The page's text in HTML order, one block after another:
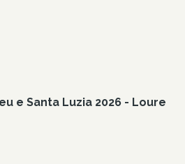
e Santa Luzia 2026 - Loure